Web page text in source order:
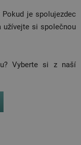
je spolujezdec
užívejte si společnou
Vyberte si z naší